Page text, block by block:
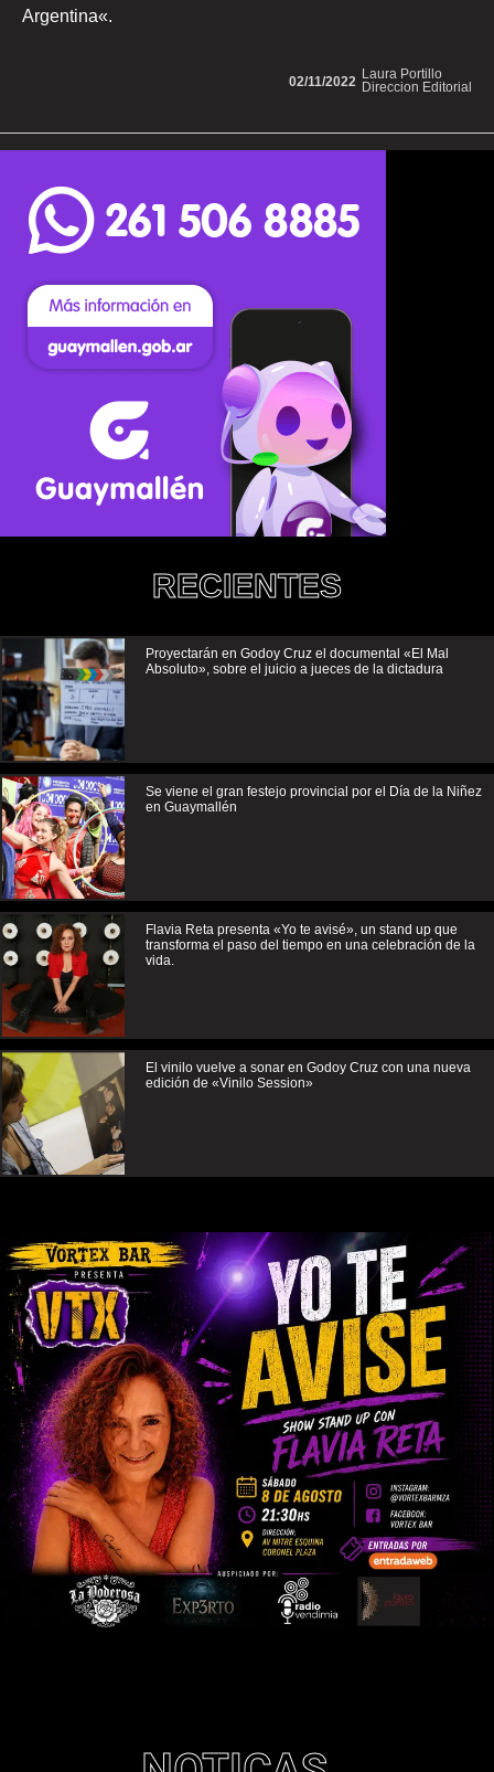
Argentina«.
Laura Portillo
Direccion Editorial
02/11/2022
RECIENTES
Proyectarán en Godoy Cruz el documental «El Mal
Absoluto», sobre el juicio a jueces de la dictadura
Se viene el gran festejo provincial por el Día de la Niñez
en Guaymallén
Flavia Reta presenta «Yo te avisé», un stand up que
transforma el paso del tiempo en una celebración de la
vida.
El vinilo vuelve a sonar en Godoy Cruz con una nueva
edición de «Vinilo Session»